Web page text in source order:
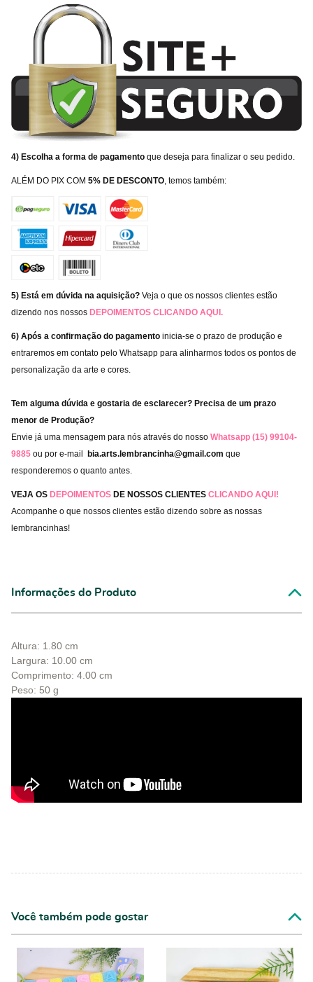
4) Escolha a forma de pagamento que deseja para finalizar o seu pedido.
ALÉM DO PIX COM 5% DE DESCONTO, temos também:
5) Está em dúvida na aquisição? Veja o que os nossos clientes estão
dizendo nos nossos DEPOIMENTOS CLICANDO AQUI .
6) Após a confirmação do pagamento inicia-se o prazo de produção e
entraremos em contato pelo Whatsapp para alinharmos todos os pontos de
personalização da arte e cores.
Tem alguma dúvida e gostaria de esclarecer? Precisa de um prazo
menor de Produção?
Envie já uma mensagem para nós através do nosso Whatsapp (15) 99104-
9885 ou por e-mail bia.arts.lembrancinha@gmail.com que
responderemos o quanto antes.
VEJA OS DEPOIMENTOS DE NOSSOS CLIENTES CLICANDO AQUI!
Acompanhe o que nossos clientes estão dizendo sobre as nossas
lembrancinhas!
Informações do Produto
Altura: 1.80 cm
Largura: 10.00 cm
Comprimento: 4.00 cm
Peso: 50 g
Você também pode gostar